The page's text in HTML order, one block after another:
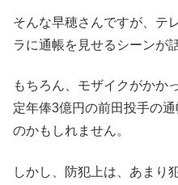
そんな早穂さんですが、テ
ラに通帳を見せるシーンが
もちろん、モザイクがかか
定年俸3億円の前田投手の
のかもしれません。
しかし、防犯上は、あまり